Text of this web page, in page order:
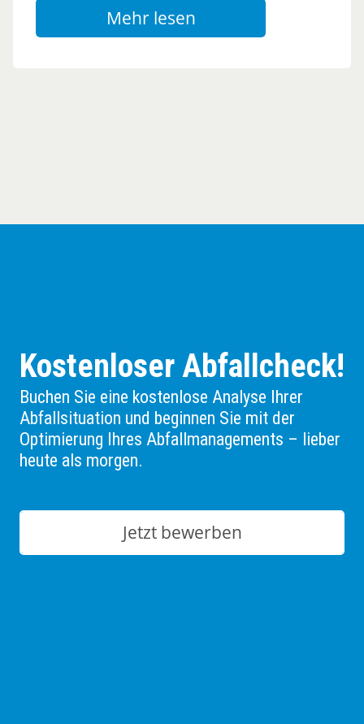
Mehr lesen
Kostenloser Abfallcheck!
Buchen Sie eine kostenlose Analyse Ihrer
Abfallsituation und beginnen Sie mit der
Optimierung Ihres Abfallmanagements – lieber
heute als morgen.
Jetzt bewerben